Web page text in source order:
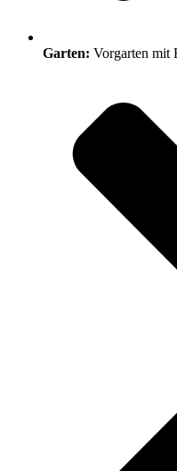
Garten: Vorgarten mit